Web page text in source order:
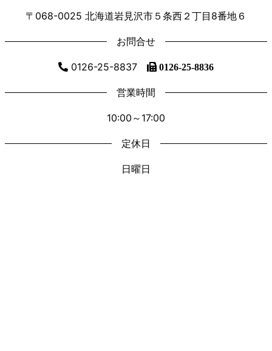
〒068-0025 北海道岩見沢市５条西２丁目8番地６
お問合せ
0126-25-8837 0126-25-8836
営業時間
10:00～17:00
定休日
日曜日